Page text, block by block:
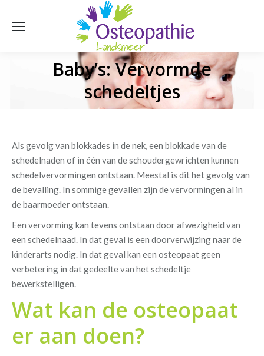
Baby’s: Vervormde
schedeltjes
Je bent hier:
Als gevolg van blokkades in de nek, een blokkade van de
schedelnaden of in één van de schoudergewrichten kunnen
schedelvervormingen ontstaan. Meestal is dit het gevolg van
de bevalling. In sommige gevallen zijn de vervormingen al in
de baarmoeder ontstaan.
Een vervorming kan tevens ontstaan door afwezigheid van
een schedelnaad. In dat geval is een doorverwijzing naar de
kinderarts nodig. In dat geval kan een osteopaat geen
verbetering in dat gedeelte van het schedeltje
bewerkstelligen.
Wat kan de osteopaat
er aan doen?